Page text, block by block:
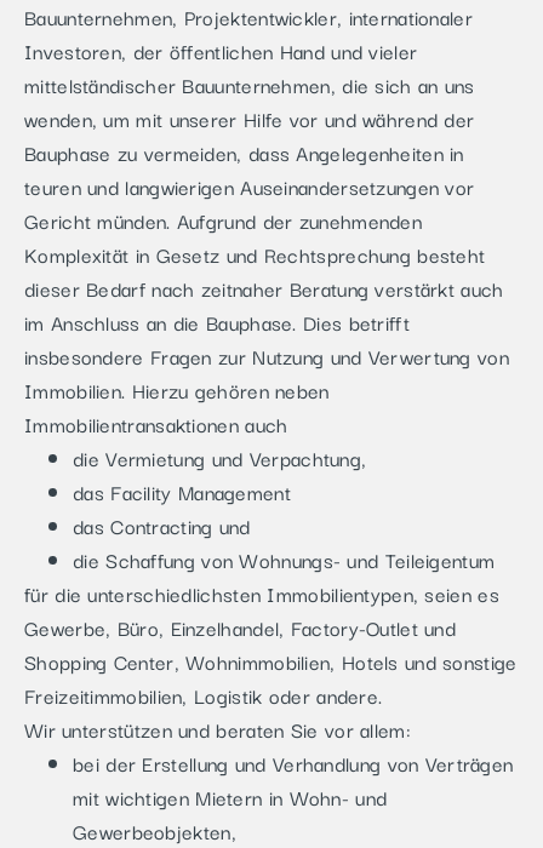
Bauunternehmen, Projektentwickler, internationaler
Investoren, der öffentlichen Hand und vieler
mittelständischer Bauunternehmen, die sich an uns
wenden, um mit unserer Hilfe vor und während der
Bauphase zu vermeiden, dass Angelegenheiten in
teuren und langwierigen Auseinandersetzungen vor
Gericht münden. Aufgrund der zunehmenden
Komplexität in Gesetz und Rechtsprechung besteht
dieser Bedarf nach zeitnaher Beratung verstärkt auch
im Anschluss an die Bauphase. Dies betrifft
insbesondere Fragen zur Nutzung und Verwertung von
Immobilien. Hierzu gehören neben
Immobilientransaktionen auch
die Vermietung und Verpachtung,
das Facility Management
das Contracting und
die Schaffung von Wohnungs- und Teileigentum
für die unterschiedlichsten Immobilientypen, seien es
Gewerbe, Büro, Einzelhandel, Factory-Outlet und
Shopping Center, Wohnimmobilien, Hotels und sonstige
Freizeitimmobilien, Logistik oder andere.
Wir unterstützen und beraten Sie vor allem:
bei der Erstellung und Verhandlung von Verträgen
mit wichtigen Mietern in Wohn- und
Gewerbeobjekten,